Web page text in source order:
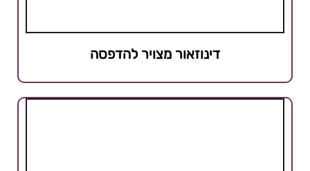
דינוזאור מצויר להדפסה